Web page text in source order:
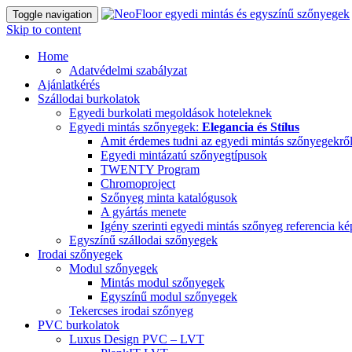
Toggle navigation
Skip to content
Home
Adatvédelmi szabályzat
Ajánlatkérés
Szállodai burkolatok
Egyedi burkolati megoldások hoteleknek
Egyedi mintás szőnyegek: Elegancia és Stílus
Amit érdemes tudni az egyedi mintás szőnyegekről
Egyedi mintázatú szőnyegtípusok
TWENTY Program
Chromoproject
Szőnyeg minta katalógusok
A gyártás menete
Igény szerinti egyedi mintás szőnyeg referencia
Egyszínű szállodai szőnyegek
Irodai szőnyegek
Modul szőnyegek
Mintás modul szőnyegek
Egyszínű modul szőnyegek
Tekercses irodai szőnyeg
PVC burkolatok
Luxus Design PVC – LVT